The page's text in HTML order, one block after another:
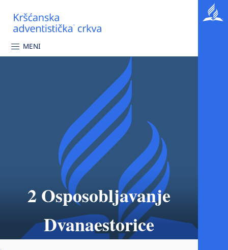
MENI
2 Osposobljavanje
Dvanaestorice